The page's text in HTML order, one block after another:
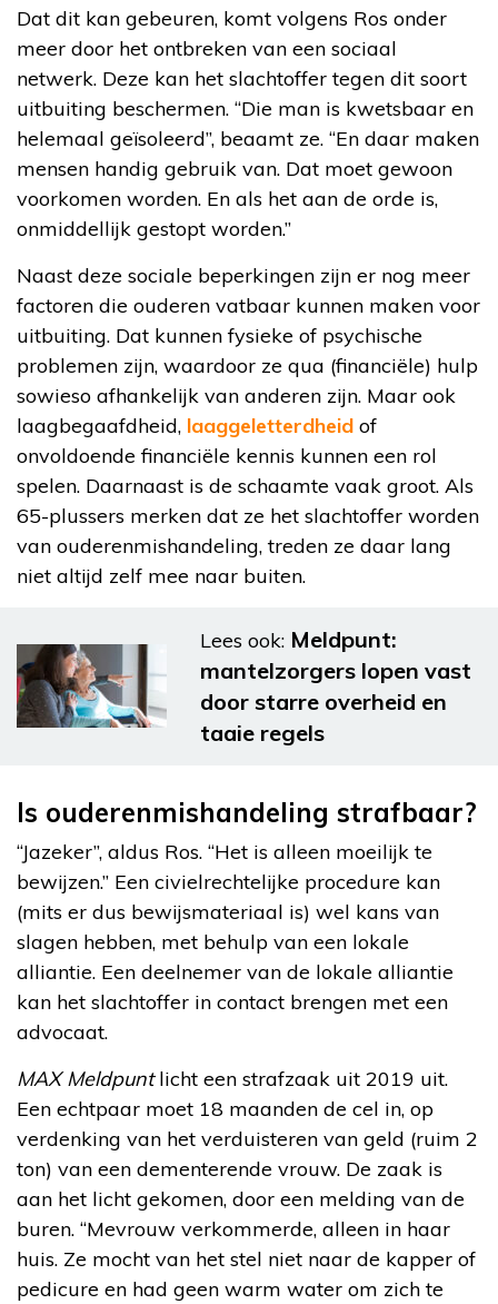
Dat dit kan gebeuren, komt volgens Ros onder
meer door het ontbreken van een sociaal
netwerk. Deze kan het slachtoffer tegen dit soort
uitbuiting beschermen. “Die man is kwetsbaar en
helemaal geïsoleerd”, beaamt ze. “En daar maken
mensen handig gebruik van. Dat moet gewoon
voorkomen worden. En als het aan de orde is,
onmiddellijk gestopt worden.”
Naast deze sociale beperkingen zijn er nog meer
factoren die ouderen vatbaar kunnen maken voor
uitbuiting. Dat kunnen fysieke of psychische
problemen zijn, waardoor ze qua (financiële) hulp
sowieso afhankelijk van anderen zijn. Maar ook
laagbegaafdheid, laaggeletterdheid of
onvoldoende financiële kennis kunnen een rol
spelen. Daarnaast is de schaamte vaak groot. Als
65-plussers merken dat ze het slachtoffer worden
van ouderenmishandeling, treden ze daar lang
niet altijd zelf mee naar buiten.
Lees ook: Meldpunt:
mantelzorgers lopen vast
door starre overheid en
taaie regels
Is ouderenmishandeling strafbaar?
“Jazeker”, aldus Ros. “Het is alleen moeilijk te
bewijzen.” Een civielrechtelijke procedure kan
(mits er dus bewijsmateriaal is) wel kans van
slagen hebben, met behulp van een lokale
alliantie. Een deelnemer van de lokale alliantie
kan het slachtoffer in contact brengen met een
advocaat.
MAX Meldpuntlicht een strafzaak uit 2019 uit.
Een echtpaar moet 18 maanden de cel in, op
verdenking van het verduisteren van geld (ruim 2
ton) van een dementerende vrouw. De zaak is
aan het licht gekomen, door een melding van de
buren. “Mevrouw verkommerde, alleen in haar
huis. Ze mocht van het stel niet naar de kapper of
pedicure en had geen warm water om zich te